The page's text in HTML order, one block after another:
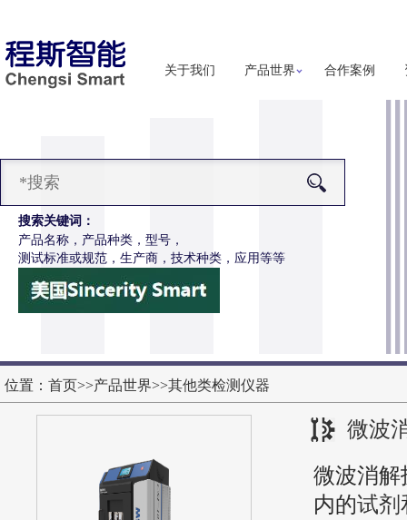
关于我们 产品世界 合作案例
搜索关键词：
产品名称，产品种类，型号，
测试标准或规范，生产商，技术种类，应用等等
口罩通气阻力及气体交换压力差测试仪
位置： 首页>>产品世界>>其他类检测仪器
微波
微波消解
内的试剂